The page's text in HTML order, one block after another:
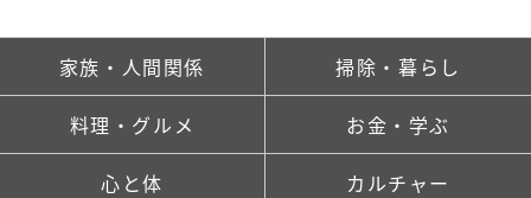
家族・人間関係 掃除・暮らし
料理・グルメ お金・学ぶ
心と体 カルチャー